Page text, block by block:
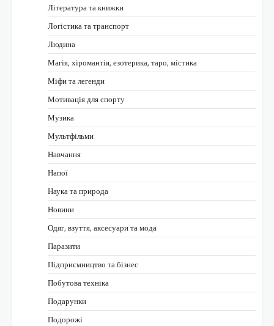
Література та книжки
Логістика та транспорт
Людина
Магія, хіромантія, езотерика, таро, містика
Міфи та легенди
Мотивація для спорту
Музика
Мультфільми
Навчання
Напої
Наука та природа
Новини
Одяг, взуття, аксесуари та мода
Паразити
Підприємництво та бізнес
Побутова техніка
Подарунки
Подорожі